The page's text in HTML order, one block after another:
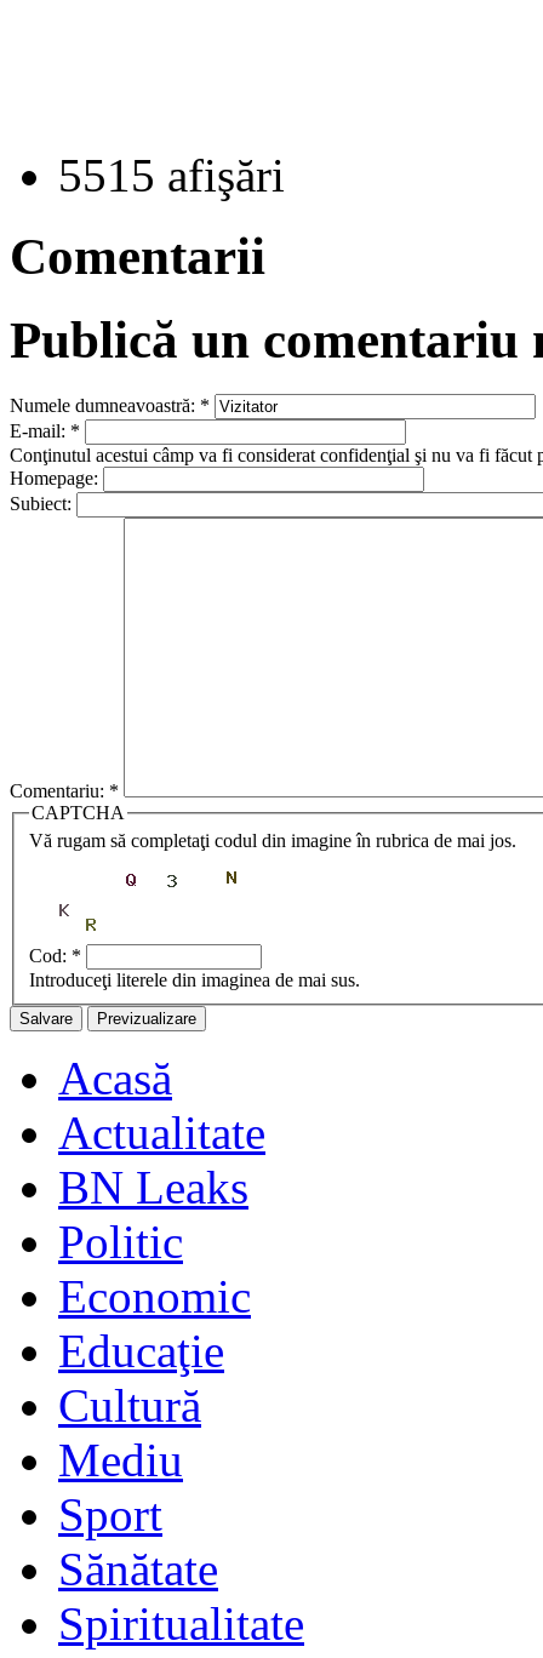
5515 afişări
Comentarii
Publică un comentariu
Numele dumneavoastră: *
E-mail: *
Conţinutul acestui câmp va fi considerat confidenţial şi nu va fi făcut
Homepage:
Subiect:
Comentariu: *
CAPTCHA
Vă rugam să completaţi codul din imagine în rubrica de mai jos.
Cod: *
Introduceţi literele din imaginea de mai sus.
Acasă
Actualitate
BN Leaks
Politic
Economic
Educaţie
Cultură
Mediu
Sport
Sănătate
Spiritualitate